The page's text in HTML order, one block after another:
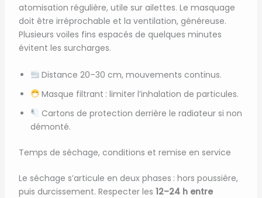
atomisation régulière, utile sur ailettes. Le masquage
doit être irréprochable et la ventilation, généreuse.
Plusieurs voiles fins espacés de quelques minutes
évitent les surcharges.
Distance 20–30 cm, mouvements continus.
Masque filtrant : limiter l’inhalation de particules.
Cartons de protection derrière le radiateur si non
démonté.
Temps de séchage, conditions et remise en service
Le séchage s’articule en deux phases : hors poussière,
puis durcissement. Respecter les 12–24 h entre